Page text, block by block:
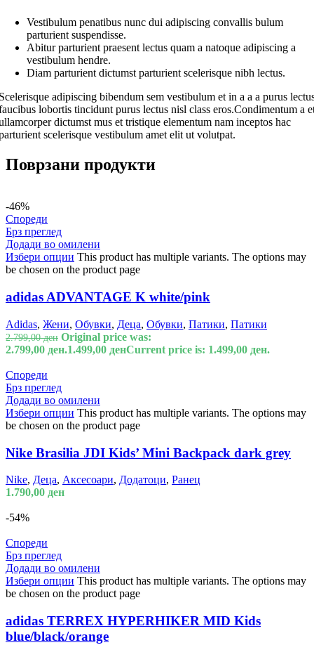
Vestibulum penatibus nunc dui adipiscing convallis bulum
parturient suspendisse.
Abitur parturient praesent lectus quam a natoque adipiscing a
vestibulum hendre.
Diam parturient dictumst parturient scelerisque nibh lectus.
adipiscing bibendum sem vestibulum et in a a a purus
lobortis tincidunt purus lectus nisl class eros.Condimentum a
dictumst mus et tristique elementum nam inceptos hac
scelerisque vestibulum amet elit ut volutpat.
Поврзани продукти
-46%
Спореди
Брз преглед
Додади во омилени
Избери опции This product has multiple variants. The options may
be chosen on the product page
adidas ADVANTAGE K white/pink
Adidas, Жени, Обувки, Деца, Обувки, Патики, Патики
2.799,00ден Original price was:
2.799,00 ден.1.499,00 денCurrent price is: 1.499,00 ден.
Спореди
Брз преглед
Додади во омилени
Избери опции This product has multiple variants. The options may
be chosen on the product page
Nike Brasilia JDI Kids’ Mini Backpack dark grey
Nike, Деца, Аксесоари, Додатоци, Ранец
1.790,00 ден
-54%
Спореди
Брз преглед
Додади во омилени
Избери опции This product has multiple variants. The options may
be chosen on the product page
adidas TERREX HYPERHIKER MID Kids
blue/black/orange